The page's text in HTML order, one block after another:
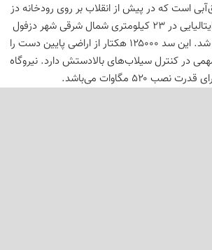
است که در پیش از انقلاب بر روی رودخانه دز
توسط یک کنسرسیوم ایتالیایی در ۲۳ کیلومتری شمال شرقی شهر دزفول
واقع شده‌است. احداث شد. این سد ۱۲۵۰۰۰ هکتار از اراضی پایین دست را
در کنترل سیلاب‌های بالادستش دارد. نیروگاه
نصب ۵۲۰ مگاوات می‌باشد.